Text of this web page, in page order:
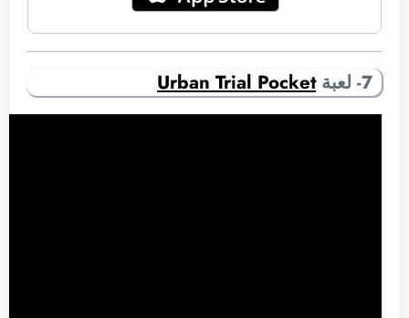
7- لعبة Urban Trial Pocket